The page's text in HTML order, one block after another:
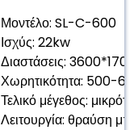
Μοντέλο: SL-C-600
Ισχύς: 22kw
Διαστάσεις:
Χωρητικότητα: 500-
Τελικό μέγεθος:
Λειτουργία: θραύση